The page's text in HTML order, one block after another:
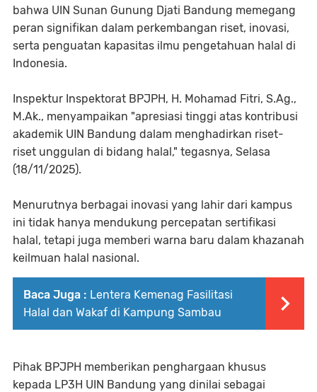
bahwa UIN Sunan Gunung Djati Bandung memegang
peran signifikan dalam perkembangan riset, inovasi,
serta penguatan kapasitas ilmu pengetahuan halal di
Indonesia.
Inspektur Inspektorat BPJPH, H. Mohamad Fitri, S.Ag.,
M.Ak., menyampaikan "apresiasi tinggi atas kontribusi
akademik UIN Bandung dalam menghadirkan riset-
riset unggulan di bidang halal," tegasnya, Selasa
(18/11/2025).
Menurutnya berbagai inovasi yang lahir dari kampus
ini tidak hanya mendukung percepatan sertifikasi
halal, tetapi juga memberi warna baru dalam khazanah
keilmuan halal nasional.
Baca Juga : Lentera Kemenag Fasilitasi
Halal dan Wakaf di Kampung Sambau
Pihak BPJPH memberikan penghargaan khusus
kepada LP3H UIN Bandung yang dinilai sebagai